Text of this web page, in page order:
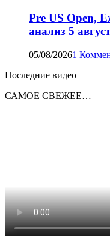
Pre US Open,
анализ 5
05/08/20261
Последние видео
САМОЕ СВЕЖЕЕ…